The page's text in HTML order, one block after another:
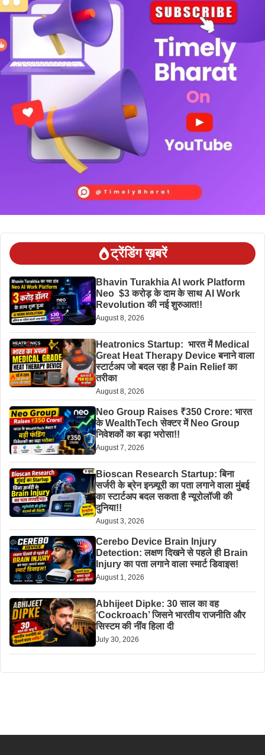
ट्रेंडिंग ख़बरें
Bhavin Turakhia AI work Platform
Neo $3 करोड़ के दाम के साथ AI Work
Revolution की नई शुरुआत!!
August 8, 2026
Heatronics Startup: भारत में Medical
Great Heat Therapy Device बनाने वाला
स्टार्टअप जो बदल रहा है Pain Relief का
तरीका
August 8, 2026
Neo Group Raises ₹350 Crore: भारत
के WealthTech सेक्टर में Neo Group
निवेशकों का बड़ा भरोसा!!
August 7, 2026
Bioscan Research Startup: बिना
सर्जरी के ब्रेन इन्ज़्यूरी का पता लगाने वाला मुंबई
का स्टार्टअप बदल सकता है न्यूरोलॉजी की
दुनिया!!
August 3, 2026
Cerebo Device Brain Injury
Detection: लक्षण दिखने से पहले ही Brain
Injury का पता लगाने वाला स्मार्ट डिवाइस!
August 1, 2026
Abhijeet Dipke: 30 साल का वह
‘Cockroach’ जिसने भारतीय राजनीति और
सिस्टम की नींव हिला दी
July 30, 2026